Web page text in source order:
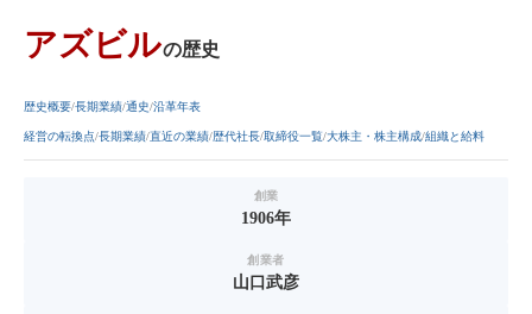
アズビルの歴史
歴史概要 長期業績 通史 沿革年表
経営の転換点 長期業績 直近の業績 歴代社長 取締役一覧 大株主・株主構成 組織と給料
創業
1906年
創業者
山口武彦